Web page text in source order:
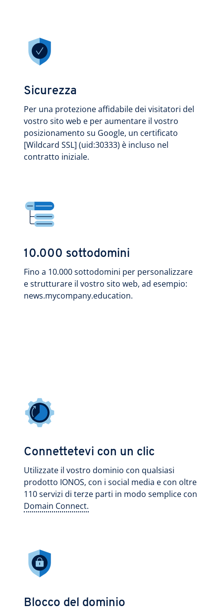
Sicurezza
Per una protezione affidabile dei visitatori del
vostro sito web e per aumentare il vostro
posizionamento su Google, un certificato
[Wildcard SSL] (uid:30333) è incluso nel
contratto iniziale.
10.000 sottodomini
Fino a 10.000 sottodomini per personalizzare
e strutturare il vostro sito web, ad esempio:
news.mycompany.education.
Connettetevi con un clic
Utilizzate il vostro dominio con qualsiasi
prodotto IONOS, con i social media e con oltre
110 servizi di terze parti in modo semplice con
Domain Connect.
Blocco del dominio